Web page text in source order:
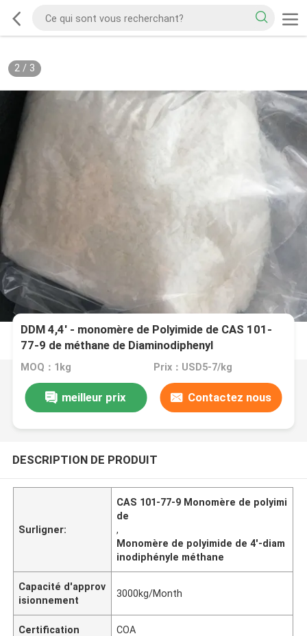
2/ 3
DDM 4,4' - monomère de Polyimide de CAS 101-
77-9 de méthane de Diaminodiphenyl
MOQ：1kg Prix：USD5-7/kg
meilleur prix Contactez nous
DESCRIPTION DE PRODUIT
Surligner:
CAS 101-77-9 Monomère de polyimi
de
,
Monomère de polyimide de 4'-diam
inodiphényle méthane
Capacité d'approv
isionnement
3000kg/Month
Certification COA